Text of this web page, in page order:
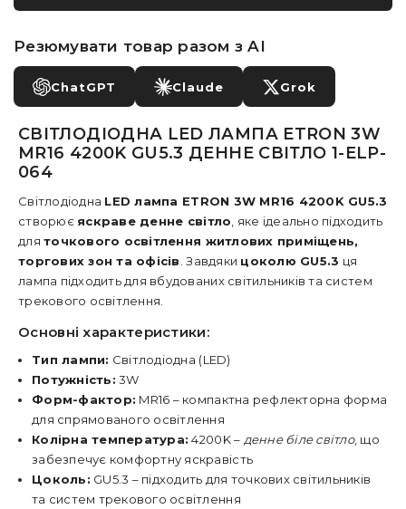
Резюмувати товар разом з AI
ChatGPT Claude Grok
СВІТЛОДІОДНА LED ЛАМПА ETRON 3W
MR16 4200K GU5.3 ДЕННЕ СВІТЛО 1-ELP-
064
Світлодіодна LED лампа ETRON 3W MR16 4200K GU5.3
створює яскраве денне світло , яке ідеально підходить
дляточкового освітлення житлових приміщень,
торгових зон та офісів . Завдяки цоколю GU5.3 ця
лампа підходить для вбудованих світильників та систем
трекового освітлення.
Основні характеристики:
Тип лампи: Світлодіодна (LED)
Потужність: 3W
Форм-фактор: MR16 – компактна рефлекторна форма
для спрямованого освітлення
Колірна температура: 4200K – денне біле світло, що
забезпечує комфортну яскравість
Цоколь: GU5.3 – підходить для точкових світильників
та систем трекового освітлення